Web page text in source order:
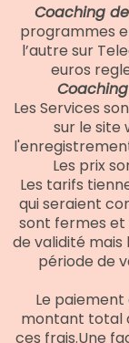
Coaching
programmes
l’autre sur
euros
Les Services
sur le site
Les prix
Les tarifs
qui seraient
sont fermes et
de validité
période de
Le
montant total
ces frais.Une